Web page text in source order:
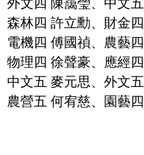
森林四 許立勳、 財金四
電機四 傅國禎、農藝四
物理四 徐聲豪、應經四
中文五 麥元思、外文五
農營五 何宥慈、 園藝四